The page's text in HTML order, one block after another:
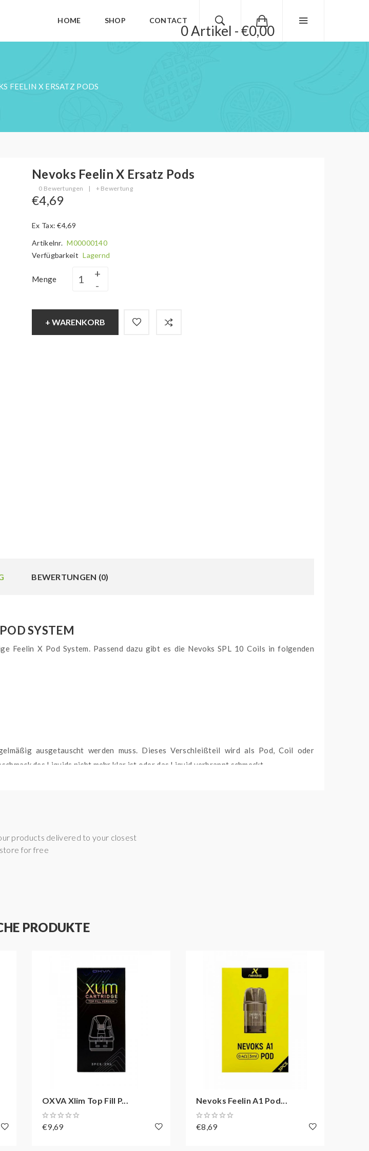
0 Artikel - €0,00
HOME SHOP CONTACT
FEELIN X ERSATZ PODS
Nevoks Feelin X Ersatz Pods
0 Bewertungen | + Bewertung
€4,69
Ex Tax: €4,69
Artikelnr. M00000140
Verfügbarkeit Lagernd
Menge
+ WARENKORB
BEWERTUNGEN (0)
SYSTEM
Feelin X Pod System. Passend dazu gibt es die Nevoks SPL 10 Coils in folgenden
ausgetauscht werden muss. Dieses Verschleißteil wird als Pod, Coil oder
des Liquids nicht mehr klar ist oder das Liquid verbrannt schmeckt.
products delivered to your closest
store for free
PRODUKTE
OXVA Xlim Top Fill P...
€9,69
Nevoks Feelin A1 Pod...
€8,69